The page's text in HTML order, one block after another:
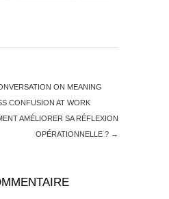
ON MEANING
CONFUSION AT WORK
AMÉLIORER SA RÉFLEXION
OPÉRATIONNELLE ? →